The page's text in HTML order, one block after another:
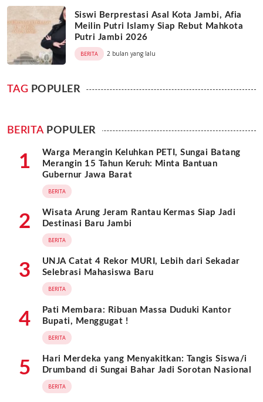
Siswi Berprestasi Asal Kota Jambi, Afia
Meilin Putri Islamy Siap Rebut Mahkota
Putri Jambi 2026
BERITA 2 bulan yang lalu
TAG POPULER
BERITAPOPULER
1
Warga Merangin Keluhkan PETI, Sungai Batang
Merangin 15 Tahun Keruh: Minta Bantuan
Gubernur Jawa Barat
BERITA
2
Wisata Arung Jeram Rantau Kermas Siap Jadi
Destinasi Baru Jambi
BERITA
3
UNJA Catat 4 Rekor MURI, Lebih dari Sekadar
Selebrasi Mahasiswa Baru
BERITA
4
Pati Membara: Ribuan Massa Duduki Kantor
Bupati, Menggugat !
BERITA
5
Hari Merdeka yang Menyakitkan: Tangis Siswa/i
Drumband di Sungai Bahar Jadi Sorotan Nasional
BERITA